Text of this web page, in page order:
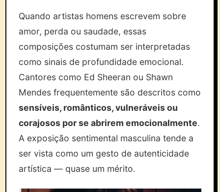
Quando artistas homens escrevem sobre
amor, perda ou saudade, essas
composições costumam ser interpretadas
como sinais de profundidade emocional.
Cantores como Ed Sheeran ou Shawn
Mendes frequentemente são descritos como
sensíveis, românticos, vulneráveis ou
corajosos por se abrirem emocionalmente.
A exposição sentimental masculina tende a
ser vista como um gesto de autenticidade
artística — quase um mérito.